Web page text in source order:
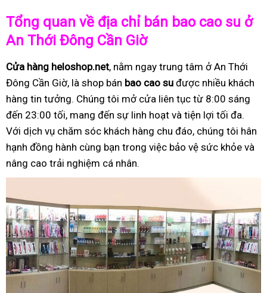
Tổng quan về địa chỉ bán bao cao su ở
An Thới Đông Cần Giờ
Cửa hàng heloshop.net, nằm ngay trung tâm ở An Thới
Đông Cần Giờ, là shop bán bao cao su được nhiều khách
hàng tin tưởng. Chúng tôi mở cửa liên tục từ 8:00 sáng
đến 23:00 tối, mang đến sự linh hoạt và tiện lợi tối đa.
Với dịch vụ chăm sóc khách hàng chu đáo, chúng tôi hân
hạnh đồng hành cùng bạn trong việc bảo vệ sức khỏe và
nâng cao trải nghiệm cá nhân.